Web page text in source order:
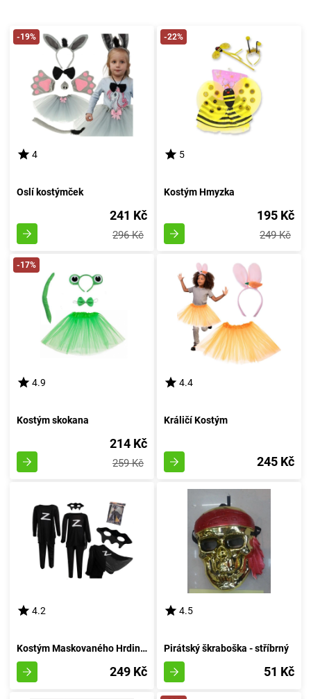
-19%
4
Oslí kostýmček
241 Kč
296 Kč
-22%
5
Kostým Hmyzka
195 Kč
249 Kč
-17%
4.9
Kostým skokana
214 Kč
259 Kč
4.4
Králičí Kostým
245 Kč
4.2
Kostým Maskovaného Hrdiny velikosti M pro postavy výšky 110-120 cm
249 Kč
4.5
Pirátský škraboška - stříbrný
51 Kč